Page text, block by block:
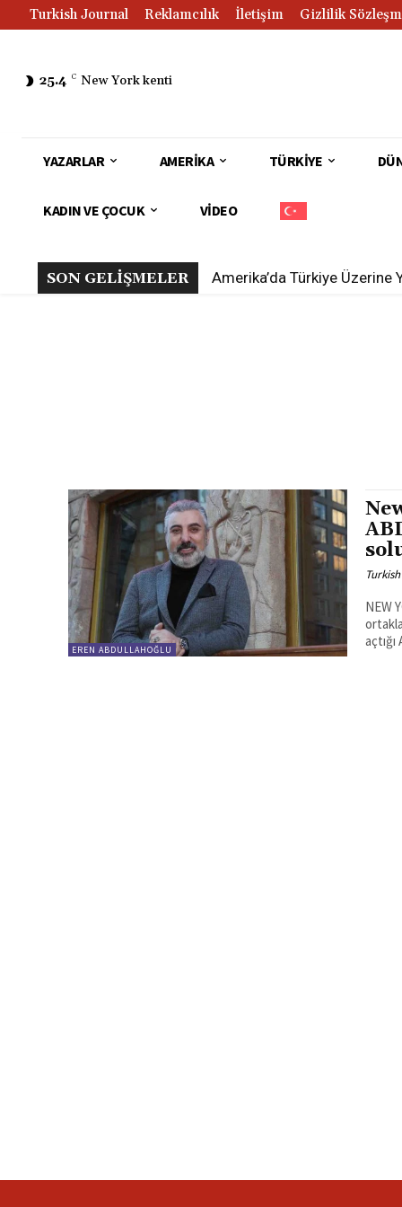
Turkish Journal Reklamcılık İletişim Gizlilik
25.4 C New York kenti
YAZARLAR AMERIKA TÜRKIYE
KADIN VE ÇOCUK VIDEO
SON GELİŞMELER Amerika’da Türkiye Üzerine
EREN ABDULLAHOĞLU
NEW